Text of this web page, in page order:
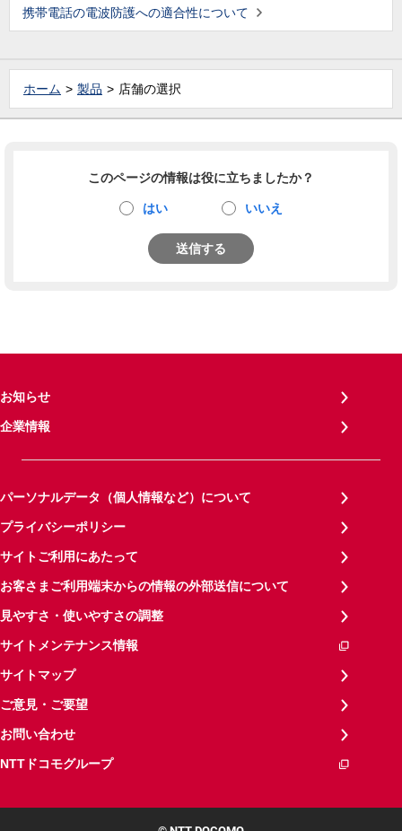
携帯電話の電波防護への適合性について
ホーム 製品 店舗の選択
このページの情報は役に立ちましたか？
はい いいえ
送信する
お知らせ
企業情報
パーソナルデータ（個人情報など）について
プライバシーポリシー
サイトご利用にあたって
お客さまご利用端末からの情報の外部送信について
見やすさ・使いやすさの調整
サイトメンテナンス情報
サイトマップ
ご意見・ご要望
お問い合わせ
NTTドコモグループ